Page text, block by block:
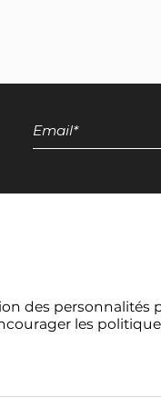
des discours
produits d'origine
tués dans l'UE
les élevages
des personnalités
les